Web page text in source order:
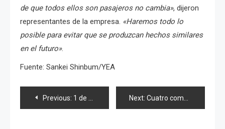
de que todos ellos son pasajeros no cambia», dijeron
representantes de la empresa. «Haremos todo lo
posible para evitar que se produzcan hechos similares
en el futuro».
Fuente: Sankei Shinbum/YEA
Navegación
Previous: 1 de cada 5 empleados nipones trabaja 80 horas extra al mes Next: Cuatro comunes expresiones japonesas por conocer